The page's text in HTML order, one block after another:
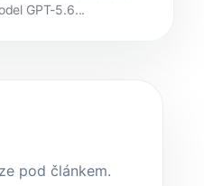
GPT-5.6...
pod článkem.